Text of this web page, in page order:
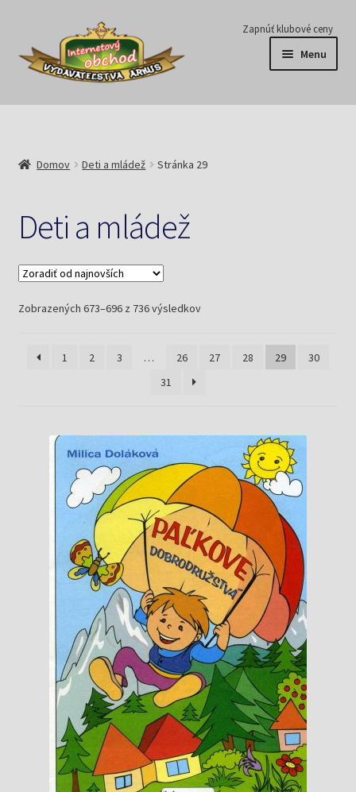
Preskočiť
navigáciu
Preskočiť
obsah
Zapnúť klubové ceny
Menu
Série
Predplatné
Pripravujeme
Pre školy
Knižný klub
Domov Deti a mládež Stránka 29
Deti a mládež
Zobrazených 673–696 z 736 výsledkovZoradené
1
2 3 … 26 27 28 29
30
31